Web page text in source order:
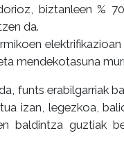
biztanleen %
da.
elektrifikazioan
mendekotasuna
funts erabilgarriak
izan, legezkoa,
baldintza guztiak